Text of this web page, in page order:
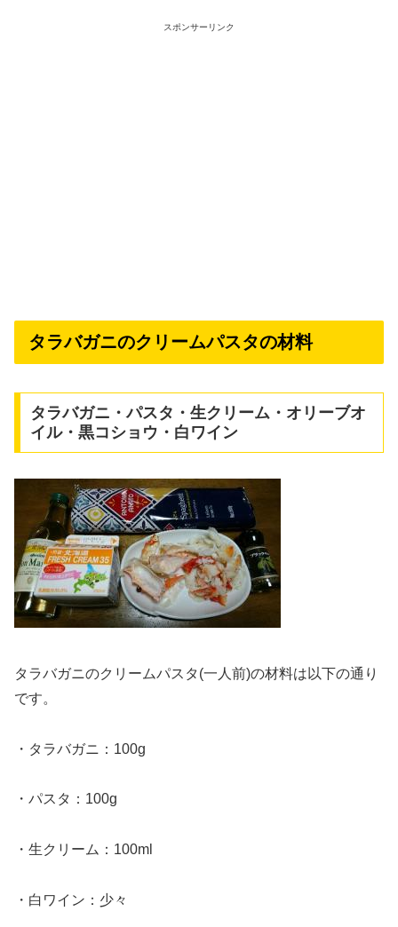
スポンサーリンク
タラバガニのクリームパスタの材料
タラバガニ・パスタ・生クリーム・オリーブオ
イル・黒コショウ・白ワイン
タラバガニのクリームパスタ(一人前)の材料は以下の通り
です。
・タラバガニ：100g
・パスタ：100g
・生クリーム：100ml
・白ワイン：少々